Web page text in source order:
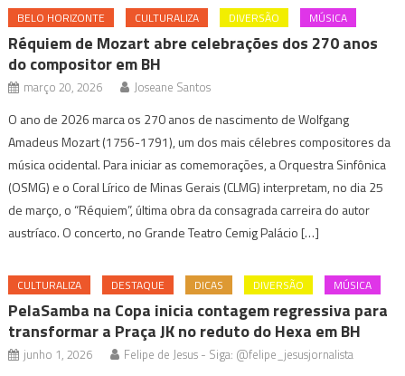
BELO HORIZONTE CULTURALIZA DIVERSÃO MÚSICA
Réquiem de Mozart abre celebrações dos 270 anos
do compositor em BH
março 20, 2026 Joseane Santos
O ano de 2026 marca os 270 anos de nascimento de Wolfgang
Amadeus Mozart (1756-1791), um dos mais célebres compositores da
música ocidental. Para iniciar as comemorações, a Orquestra Sinfônica
(OSMG) e o Coral Lírico de Minas Gerais (CLMG) interpretam, no dia 25
de março, o “Réquiem”, última obra da consagrada carreira do autor
austríaco. O concerto, no Grande Teatro Cemig Palácio […]
CULTURALIZA DESTAQUE DICAS DIVERSÃO MÚSICA
PelaSamba na Copa inicia contagem regressiva para
transformar a Praça JK no reduto do Hexa em BH
junho 1, 2026 Felipe de Jesus - Siga: @felipe_jesusjornalista